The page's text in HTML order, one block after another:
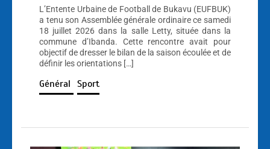
L’Entente Urbaine de Football de Bukavu (EUFBUK)
a tenu son Assemblée générale ordinaire ce samedi
18 juillet 2026 dans la salle Letty, située dans la
commune d’Ibanda. Cette rencontre avait pour
objectif de dresser le bilan de la saison écoulée et de
définir les orientations […]
Général Sport